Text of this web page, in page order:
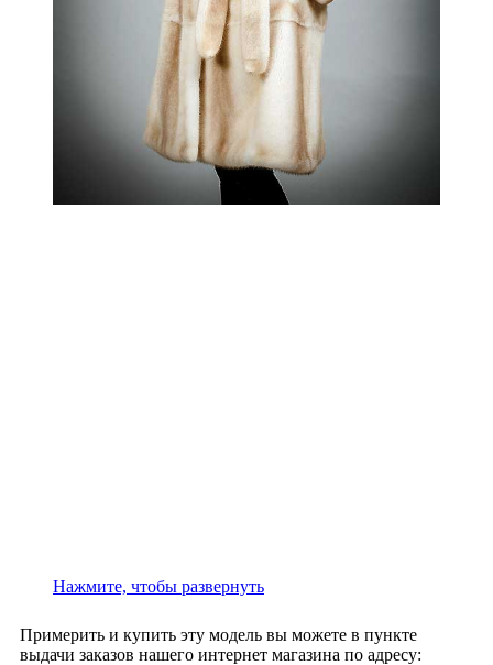
Нажмите, чтобы развернуть
Примерить и купить эту модель вы можете в пункте
выдачи заказов нашего интернет магазина по адресу: